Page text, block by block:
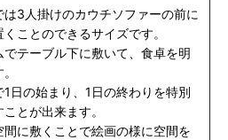
は3人掛けのカウチソファーの前に
ことのできるサイズです。
でテーブル下に敷いて、食卓を明
日の始まり、1日の終わりを特別
とが出来ます。
に敷くことで絵画の様に空間を